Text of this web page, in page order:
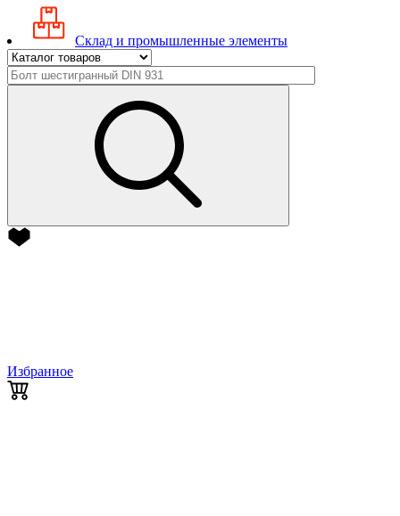
Склад и промышленные элементы
Избранное